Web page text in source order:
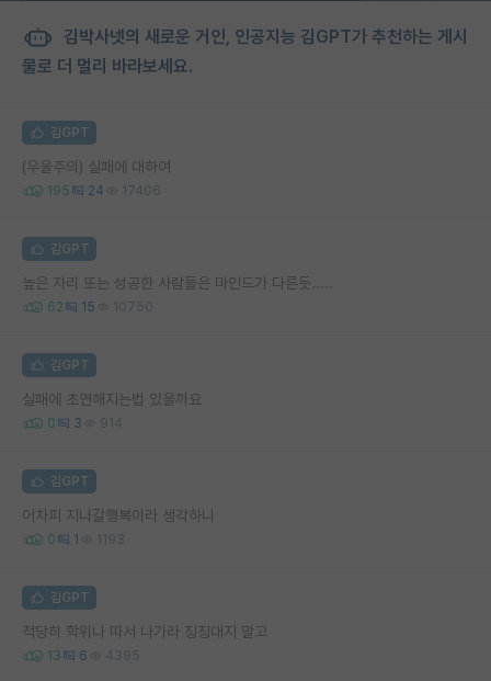
김박사넷의 새로운 거인, 인공지능 김GPT가 추천하는 게시
물로 더 멀리 바라보세요.
김GPT
(우울주의) 실패에 대하여
195 24 17406
김GPT
높은 자리 또는 성공한 사람들은 마인드가 다른듯.....
62 15 10750
김GPT
실패에 초연해지는법 있을까요
0 3 914
김GPT
어차피 지나갈행복이라 생각하니
0 1 1193
김GPT
적당히 학위나 따서 나가라 징징대지 말고
13 6 4395